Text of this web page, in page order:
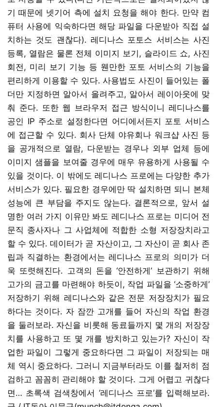
기 때문에 넷기어 측에 설치 요청을 해야 한다. 만약 컴
퓨터 사용에 익숙하다면 해당 파일을 다운받아 직접 설
치하는 것도 괜찮다). 레디나스 포토스 서비스는 사진
등록, 열람은 물론 전체 이미지 보기, 슬라이드 쇼, 사진
회전, 미리 보기 기능 등 웬만한 포토 서비스의 기능을
편리하게 이용할 수 있다. 사용법도 사진이 들어있는 폴
더만 지정하면 알아서 올려주고, 알아서 레이아웃에 맞
춰 준다. 또한 웹 브라우저 접근 방식이니 레디나스를
공인 IP 주소로 설정한다면 어디에서든지 포토 서비스
에 접근할 수 있다. 회사 단체 야유회나 워크샵 사진 등
을 공개적으로 열람, 다운받는 경우나 외부 업체 등에
이미지 샘플을 보여줄 경우에 매우 유용하게 사용될 수
있을 것이다. 이 밖에도 레디나스 프로에는 다양한 추가
서비스가 있다. 필요한 경우에만 딱 설치하면 되니 본체
성능에 큰 부담을 주지도 않는다. 결론적으로, 앞서 설
명한 여러 가지 이유만 봐도 레디나스 프로는 미디어 전
문직 종사자나 그 사업체에 적합한 소형 저장장치라고
할 수 있다. 데이터가 곧 자산이고, 그 자산이 곧 회사 존
립과 직결하는 환경에서는 레디나스 프로의 의미가 더
욱 또렷해진다. 고객의 돈을 ‘안전하게’ 보관하기 위해
고가의 금고를 마련해야 하듯이, 작업 파일을 ‘소중하게’
저장하기 위해 레디나스와 같은 전문 저장장치가 필요
하다는 것이다. 자 잠깐 고개를 들어 자신의 작업 환경
을 둘러보라. 자신을 비롯해 동료들까지 몇 개의 저장장
치를 사용하고 또 몇 개를 방치하고 있는가? 자신이 작
업한 파일이 그렇게 중요하다면 그 파일이 저장되는 매
체 역시 중요하다. 그러니 지금부터라도 이를 철저히 점
검하고 꼼꼼히 관리해야 할 것이다. 그게 어렵고 귀찮다
면… 초록색 검색창에서 ‘레디나스 프로’를 입력해보라.